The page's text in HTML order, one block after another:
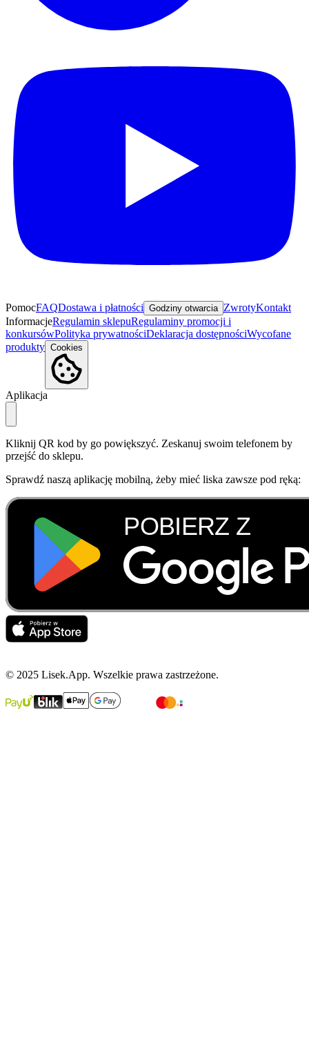
PomocFAQDostawa i płatności Godziny otwarcia ZwrotyKontakt
InformacjeRegulamin sklepuRegulaminy promocji i
konkursówPolityka prywatnościDeklaracja dostępnościWycofane
produkty Cookies
Aplikacja
Kliknij QR kod by go powiększyć. Zeskanuj swoim telefonem by
przejść do sklepu.
Sprawdź naszą aplikację mobilną, żeby mieć liska zawsze pod ręką:
© 2025 Lisek.App. Wszelkie prawa zastrzeżone.